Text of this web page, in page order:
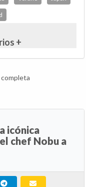
+
icónica
chef Nobu a